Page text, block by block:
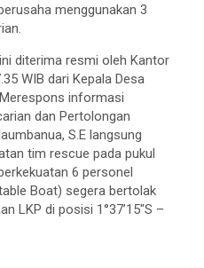
menggunakan 3
diterima resmi oleh Kantor
WIB dari Kepala Desa
informasi
dan Pertolongan
S.E langsung
tim rescue pada pukul
6 personel
Boat) segera bertolak
LKP di posisi 1°37’15″S –